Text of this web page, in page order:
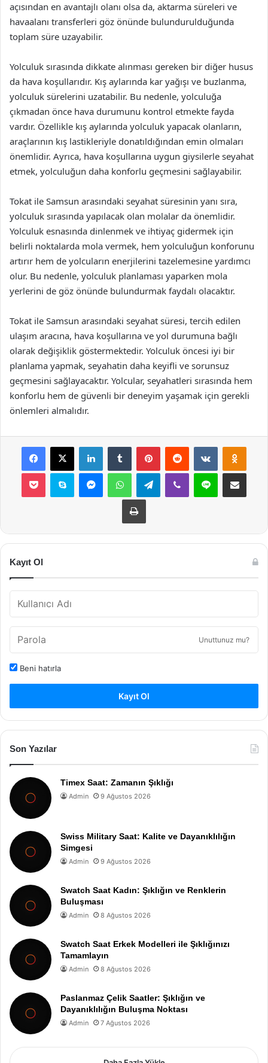
açısından en avantajlı olanı olsa da, aktarma süreleri ve
havaalanı transferleri göz önünde bulundurulduğunda
toplam süre uzayabilir.
Yolculuk sırasında dikkate alınması gereken bir diğer husus
da hava koşullarıdır. Kış aylarında kar yağışı ve buzlanma,
yolculuk sürelerini uzatabilir. Bu nedenle, yolculuğa
çıkmadan önce hava durumunu kontrol etmekte fayda
vardır. Özellikle kış aylarında yolculuk yapacak olanların,
araçlarının kış lastikleriyle donatıldığından emin olmaları
önemlidir. Ayrıca, hava koşullarına uygun giysilerle seyahat
etmek, yolculuğun daha konforlu geçmesini sağlayabilir.
Tokat ile Samsun arasındaki seyahat süresinin yanı sıra,
yolculuk sırasında yapılacak olan molalar da önemlidir.
Yolculuk esnasında dinlenmek ve ihtiyaç gidermek için
belirli noktalarda mola vermek, hem yolculuğun konforunu
artırır hem de yolcuların enerjilerini tazelemesine yardımcı
olur. Bu nedenle, yolculuk planlaması yaparken mola
yerlerini de göz önünde bulundurmak faydalı olacaktır.
Tokat ile Samsun arasındaki seyahat süresi, tercih edilen
ulaşım aracına, hava koşullarına ve yol durumuna bağlı
olarak değişiklik göstermektedir. Yolculuk öncesi iyi bir
planlama yapmak, seyahatin daha keyifli ve sorunsuz
geçmesini sağlayacaktır. Yolcular, seyahatleri sırasında hem
konforlu hem de güvenli bir deneyim yaşamak için gerekli
önlemleri almalıdır.
Facebook
X LinkedInTumblr PinterestReddit VKontakte
Pocket Skype MessengerWhatsAppTelegramViber Line E-Posta ile
Yazdır
Kayıt Ol
Unuttunuz mu?
Beni hatırla
Kayıt Ol
Son Yazılar
Timex Saat: Zamanın Şıklığı
Admin 9 Ağustos 2026
Swiss Military Saat: Kalite ve Dayanıklılığın
Simgesi
Admin 9 Ağustos 2026
Swatch Saat Kadın: Şıklığın ve Renklerin
Buluşması
Admin 8 Ağustos 2026
Swatch Saat Erkek Modelleri ile Şıklığınızı
Tamamlayın
Admin 8 Ağustos 2026
Paslanmaz Çelik Saatler: Şıklığın ve
Dayanıklılığın Buluşma Noktası
Admin 7 Ağustos 2026